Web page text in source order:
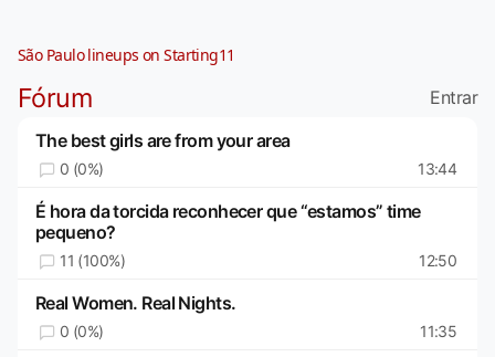
São Paulo lineups on Starting11
Fórum
Entrar
The best girls are from your area
0 (0%) 13:44
É hora da torcida reconhecer que “estamos” time
pequeno?
11 (100%) 12:50
Real Women. Real Nights.
0 (0%) 11:35